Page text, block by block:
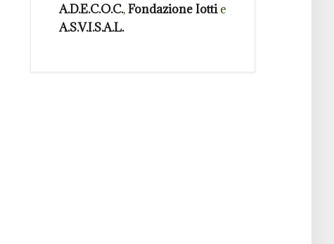
A.D.E.C.O.C.,Fondazione Iottie
A.S.V.I.S.A.L.